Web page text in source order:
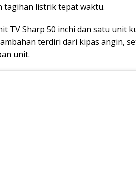
tagihan listrik tepat waktu.
TV Sharp 50 inchi dan satu unit
terdiri dari kipas angin,
unit.